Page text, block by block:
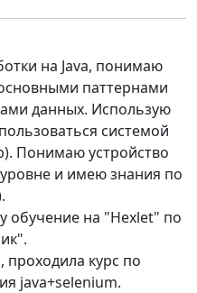
на Java, понимаю
паттернами
данных. Использую
системой
Понимаю устройство
и имею знания по
обучение на "Hexlet" по
курс по
java+selenium.